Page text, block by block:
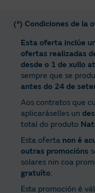
(*) Condiciones de la
Esta oferta inclúe
ofertas realizadas
desde o 1 de xullo
sempre que se
antes do 24 de
Aos contratos que
aplicaráselles un
total do produto
Esta oferta non é
outras promocións
solares nin coa
gratuíto.
Esta promoción é